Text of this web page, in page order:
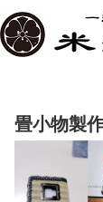
畳小物製